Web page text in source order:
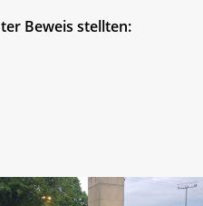
Beweis stellten: